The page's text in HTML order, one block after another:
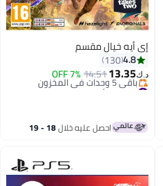
إي أيه خيال مقسم
4.8
130
د.ك‏13.35
14.51
7% OFF
#26 في ألعاب الفيديو
أقل سعر في 30 يوم
احصل عليه خلال 18 - 19